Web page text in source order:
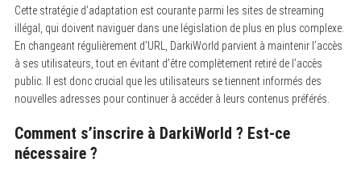
Cette stratégie d’adaptation est courante parmi les sites de streaming
illégal, qui doivent naviguer dans une législation de plus en plus complexe.
En changeant régulièrement d’URL, DarkiWorld parvient à maintenir l’accès
à ses utilisateurs, tout en évitant d’être complètement retiré de l’accès
public. Il est donc crucial que les utilisateurs se tiennent informés des
nouvelles adresses pour continuer à accéder à leurs contenus préférés.
Comment s’inscrire à DarkiWorld ? Est-ce
nécessaire ?